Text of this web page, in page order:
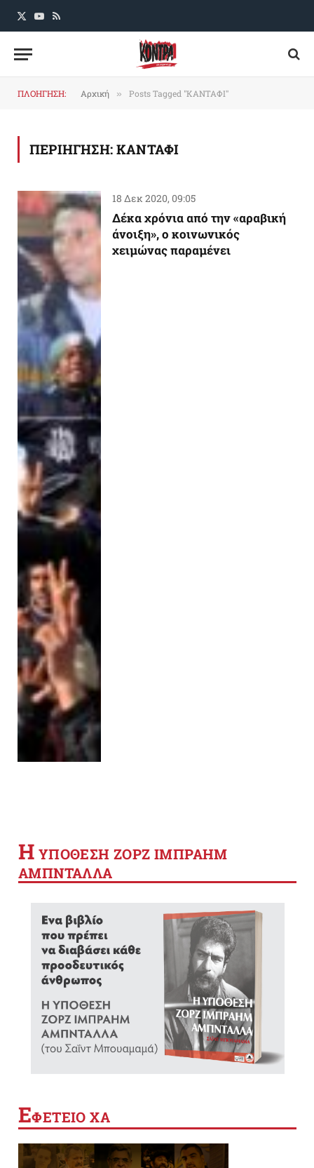
X
YouTube
RSS
ΠΛΟΗΓΗΣΗ: Αρχική » Posts Tagged "ΚΑΝΤΑΦΙ"
ΠΕΡΙΗΓΗΣΗ:ΚΑΝΤΑΦΙ
18 Δεκ 2020, 09:05
Δέκα χρόνια από την «αραβική
άνοιξη», ο κοινωνικός
χειμώνας παραμένει
Η YΠΟΘΕΣΗ ΖΟΡΖ ΙΜΠΡΑΗΜ
ΑΜΠΝΤΑΛΛΑ
ΕΦΕΤΕΙΟ ΧΑ